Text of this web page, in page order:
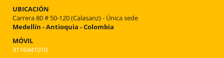
UBICACIÓN
Carrera 80 # 50-120 (Calasanz) - Única sede
Medellín - Antioquia - Colombia
MÓVIL
3116441010